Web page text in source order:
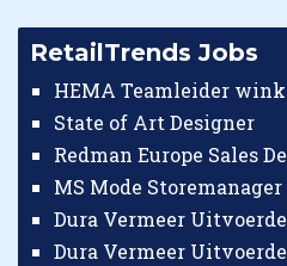
RetailTrends Jobs
HEMA Teamleider
State of Art Designer
Redman Europe Sales
MS Mode Storemanager
Dura Vermeer
Dura Vermeer